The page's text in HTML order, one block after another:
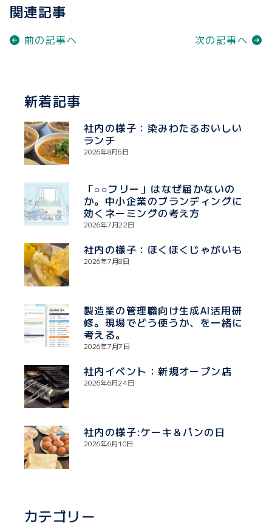
関連記事
前の記事へ 次の記事へ
新着記事
社内の様子：染みわたるおいしい
ランチ
2026年8月6日
「○○フリー」はなぜ届かないの
か。中小企業のブランディングに
効くネーミングの考え方
2026年7月22日
社内の様子：ほくほくじゃがいも
2026年7月8日
製造業の管理職向け生成AI活用研
修。現場でどう使うか、を一緒に
考える。
2026年7月7日
社内イベント：新規オープン店
2026年6月24日
社内の様子:ケーキ＆パンの日
2026年6月10日
カテゴリー